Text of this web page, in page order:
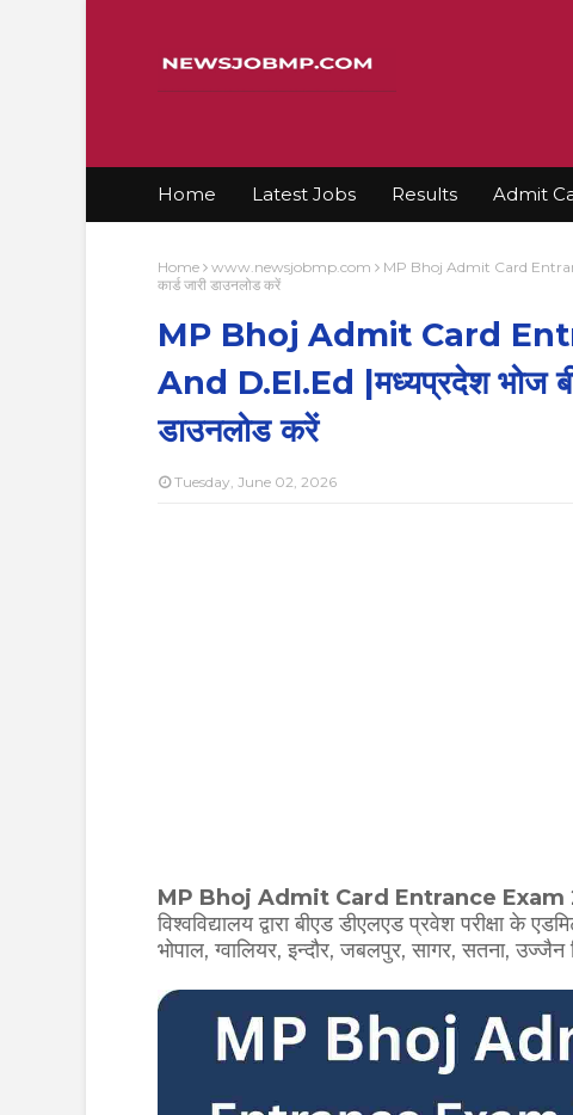
Home Latest Jobs Results Admit
Home www.newsjobmp.com
MP Bhoj Admit Card
कार्ड जारी डाउनलोड करें
MP Bhoj Admit Card
And D.El.Ed |मध्यप्रदेश भोज
डाउनलोड करें
Tuesday, June 02, 2026
MP Bhoj Admit Card Entrance
विश्वविद्यालय द्वारा बीएड डीएलएड प्रवेश परीक्षा के
भोपाल, ग्वालियर, इन्दौर, जबलपुर, सागर, सतना, उज्जैन